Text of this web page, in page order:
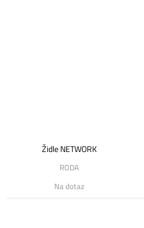
Židle NETWORK
RODA
Na dotaz